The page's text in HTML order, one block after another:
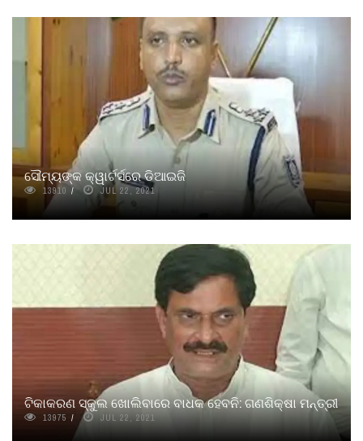
ସୌମ୍ୟଙ୍କ କ୍ୱାର୍ଟର୍ସରେ ଡିଆଇଜି
13910 JUL 22, 2021
ଟିକାକରଣ ସ୍କୁଲ ଖୋଲିବାରେ ବାଧକ ହେବନି: ଗଣଶିକ୍ଷା ମନ୍ତ୍ରୀ
13975 JUL 22, 2021